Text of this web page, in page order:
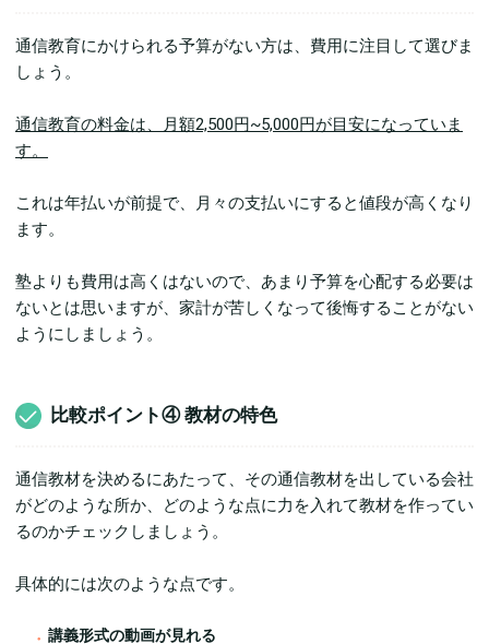
通信教育にかけられる予算がない方は、費用に注目して選びま
しょう。
通信教育の料金は、月額2,500円~5,000円が目安になっていま
す。
これは年払いが前提で、月々の支払いにすると値段が高くなり
ます。
塾よりも費用は高くはないので、あまり予算を心配する必要は
ないとは思いますが、家計が苦しくなって後悔することがない
ようにしましょう。
比較ポイント④ 教材の特色
通信教材を決めるにあたって、その通信教材を出している会社
がどのような所か、どのような点に力を入れて教材を作ってい
るのかチェックしましょう。
具体的には次のような点です。
講義形式の動画が見れる